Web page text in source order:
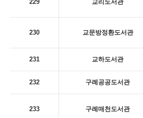
229 교리도서관
230 교문방정환도서관
231 교하도서관
232 구례공공도서관
233 구례매천도서관